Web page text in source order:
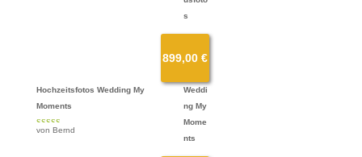
899,00 €
Hochzeitsfotos Wedding My
Moments
Bewertet
von Bernd